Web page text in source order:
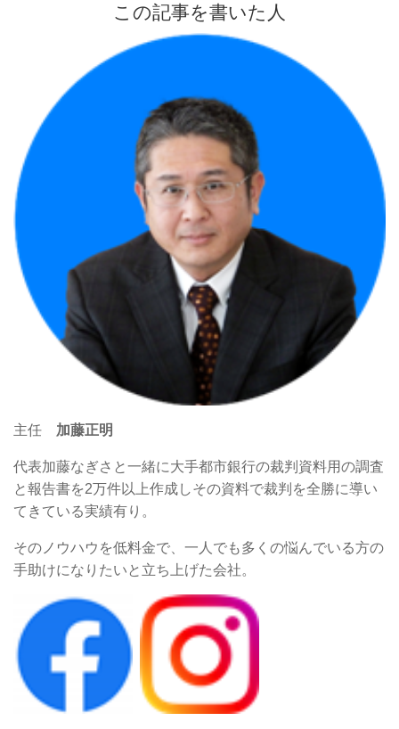
この記事を書いた人
主任 加藤正明
代表加藤なぎさと一緒に大手都市銀行の裁判資料用の調査
と報告書を2万件以上作成しその資料で裁判を全勝に導い
てきている実績有り。
そのノウハウを低料金で、一人でも多くの悩んでいる方の
手助けになりたいと立ち上げた会社。